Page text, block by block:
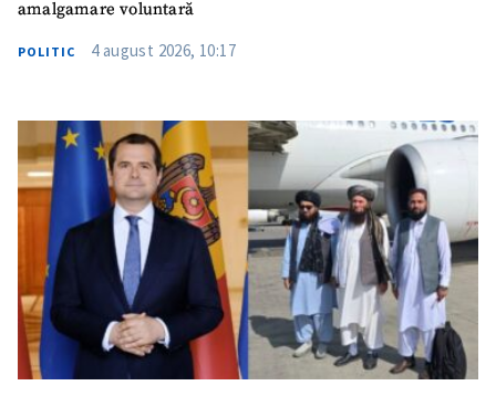
amalgamare voluntară
POLITIC 4 august 2026, 10:17